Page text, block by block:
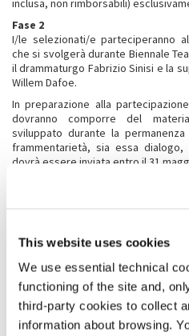
This website uses cookies
We use essential technical
functioning of the site and,
third-party cookies to collect
information about browsing.
inclusa, non rimborsabili)
Fase 2
I/le selezionati/e parteciperanno al
che si svolgerà durante Biennale
il drammaturgo Fabrizio Sinisi e la
Willem Dafoe.
In preparazione alla
dovranno comporre del
sviluppato durante la
frammentarietà, sia essa
dovrà essere inviata entro il 31
La partecipazione al workshop
presenteranno un primo sviluppo
selezione da lui costituito e
insindacabile giudizio i vincitori/le
che dovranno consegnare alla
gennaio 2027.